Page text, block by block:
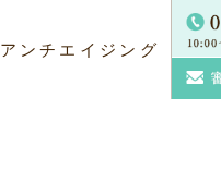
アンチエイジング